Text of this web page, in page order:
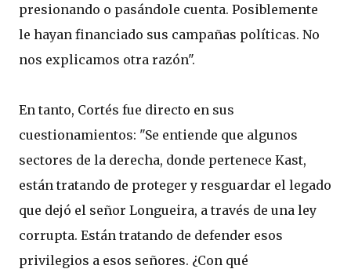
presionando o pasándole cuenta. Posiblemente
le hayan financiado sus campañas políticas. No
nos explicamos otra razón".
En tanto, Cortés fue directo en sus
cuestionamientos: "Se entiende que algunos
sectores de la derecha, donde pertenece Kast,
están tratando de proteger y resguardar el legado
que dejó el señor Longueira, a través de una ley
corrupta. Están tratando de defender esos
privilegios a esos señores. ¿Con qué